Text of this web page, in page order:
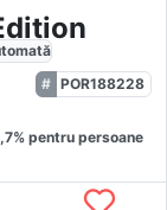
POR188228
% pentru persoane